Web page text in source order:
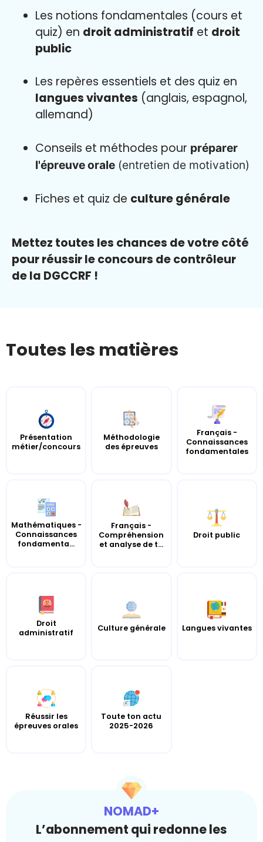
Les notions fondamentales (cours et
quiz) en droit administratif et droit
public
Les repères essentiels et des quiz en
langues vivantes (anglais, espagnol,
allemand)
Conseils et méthodes pour préparer
l'épreuve orale (entretien de motivation)
Fiches et quiz de culture générale
Mettez toutes les chances de votre côté
pour réussir le concours de contrôleur
de la DGCCRF !
Toutes les matières
Présentation
métier/concours
Méthodologie
des épreuves
Français -
Connaissances
fondamentales
Mathématiques -
Connaissances
fondamenta...
Français -
Compréhension
et analyse de t...
Droit public
Droit
administratif
Culture générale Langues vivantes
Réussir les
épreuves orales
Toute ton actu
2025-2026
NOMAD+
L’abonnement qui redonne les